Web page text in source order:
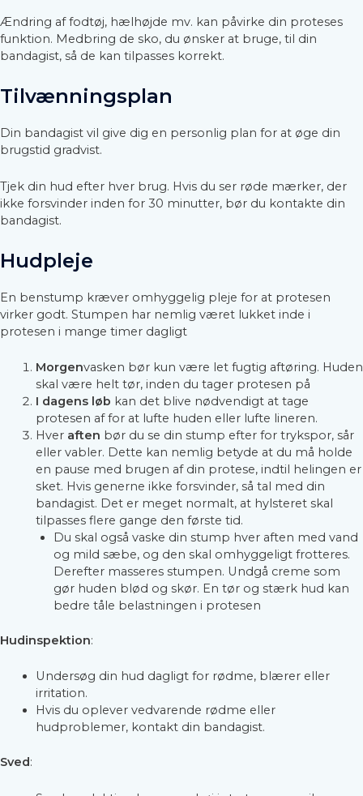
Ændring af fodtøj, hælhøjde mv. kan påvirke din proteses
funktion. Medbring de sko, du ønsker at bruge, til din
bandagist, så de kan tilpasses korrekt.
Tilvænningsplan
Din bandagist vil give dig en personlig plan for at øge din
brugstid gradvist.
Tjek din hud efter hver brug. Hvis du ser røde mærker, der
ikke forsvinder inden for 30 minutter, bør du kontakte din
bandagist.
Hudpleje
En benstump kræver omhyggelig pleje for at protesen
virker godt. Stumpen har nemlig været lukket inde i
protesen i mange timer dagligt
Morgenvasken bør kun være let fugtig aftøring. Huden
skal være helt tør, inden du tager protesen på
I dagens løb kan det blive nødvendigt at tage
protesen af for at lufte huden eller lufte lineren.
Hver aften bør du se din stump efter for trykspor, sår
eller vabler. Dette kan nemlig betyde at du må holde
en pause med brugen af din protese, indtil helingen er
sket. Hvis generne ikke forsvinder, så tal med din
bandagist. Det er meget normalt, at hylsteret skal
tilpasses flere gange den første tid.
Du skal også vaske din stump hver aften med vand
og mild sæbe, og den skal omhyggeligt frotteres.
Derefter masseres stumpen. Undgå creme som
gør huden blød og skør. En tør og stærk hud kan
bedre tåle belastningen i protesen
Hudinspektion:
Undersøg din hud dagligt for rødme, blærer eller
irritation.
Hvis du oplever vedvarende rødme eller
hudproblemer, kontakt din bandagist.
Sved: